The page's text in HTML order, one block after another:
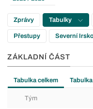
Zprávy Tabulky
Přestupy Severní
ZÁKLADNÍ ČÁST
Tabulka celkem
Tým